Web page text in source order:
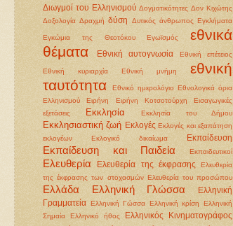
Διωγμοί του Ελληνισμού Δογματικότητες Δον Κιχώτης
Δοξολογία Δραχμή δύση Δυτικός άνθρωπος Εγκλήματα
Εγκώμια της Θεοτόκου Εγωϊσμός
εθνικά
θέματα
Εθνική αυτογνωσία Εθνική επέτειος
Εθνική κυριαρχία Εθνική μνήμη
εθνική
ταυτότητα
Εθνικό ημερολόγιο Εθνολογικά όρια
Ελληνισμού
Ειρήνη Ειρήνη Κοτσοτούρχη
Εισαγωγικές
εξετάσεις
Εκκλησία Εκκλησία του Δήμου
Εκκλησιαστική ζωή Εκλογές Εκλογές και εξαπάτηση
εκλογέων
Εκλογικό δικαίωμα Εκπαίδευση
Εκπαίδευση και Παιδεία Εκπαιδευτικοί
Ελευθερία Ελευθερία της έκφρασης
Ελευθερία
της έκφρασης των στοχασμών Ελευθερία του προσώπου
Ελλάδα Ελληνική Γλώσσα
Ελληνική
Γραμματεία Ελληνική Γώσσα Ελληνική κρίση
Ελληνική
Σημαία
Ελληνικό ήθος Ελληνικός Κινηματογράφος